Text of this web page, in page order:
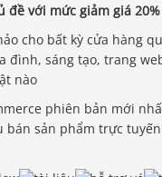
đề với mức giảm giá 20%
cho bất kỳ cửa hàng
đình, sáng tạo, trang
nào
phiên bản mới
bán sản phẩm trực